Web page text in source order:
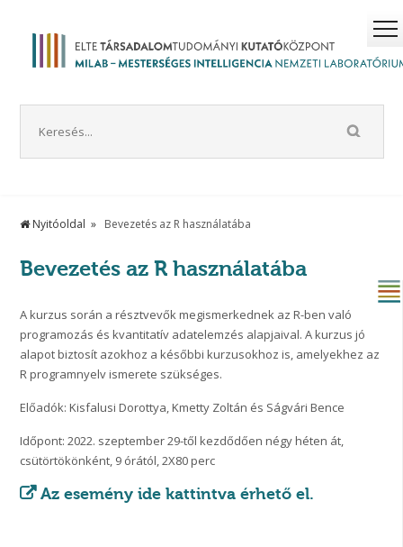
Nyitóoldal Bevezetés az R használatába
Bevezetés az R használatába
A kurzus során a résztvevők megismerkednek az R-ben való
programozás és kvantitatív adatelemzés alapjaival. A kurzus jó
alapot biztosít azokhoz a későbbi kurzusokhoz is, amelyekhez az
R programnyelv ismerete szükséges.
Előadók: Kisfalusi Dorottya, Kmetty Zoltán és Ságvári Bence
Időpont: 2022. szeptember 29-től kezdődően négy héten át,
csütörtökönként, 9 órától, 2X80 perc
Az esemény ide kattintva érhető el.